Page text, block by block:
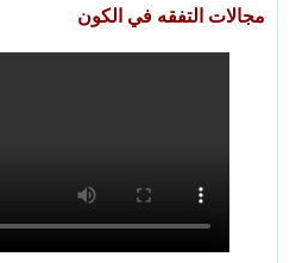
مجالات التفقه في الكون